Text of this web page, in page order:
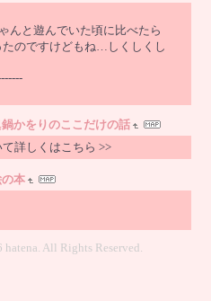
んと遊んでいた頃に比べたら
たのですけどもね…しくしくし
鍋かをりのここだけの話
詳しくはこちら >>
本
All Rights Reserved.